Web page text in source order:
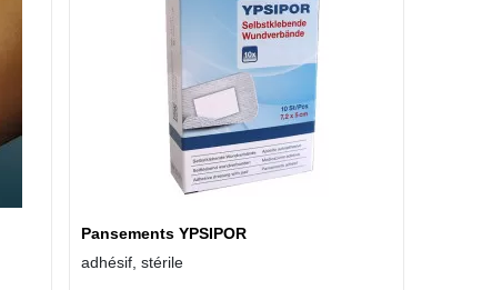
Pansements YPSIPOR
adhésif, stérile